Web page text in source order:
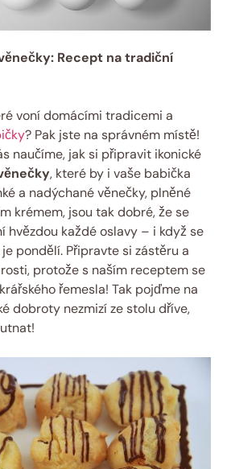
Recept na tradiční
voní domácími tradicemi a
? Pak jste na správném místě!
naučíme, jak si připravit ikonické
, které by i vaše babička
a nadýchané věnečky, plněné
krémem, jsou tak dobré, že se
hvězdou každé oslavy – i když se
pondělí. Připravte si zástěru a
protože s naším receptem se
řemesla! Tak pojďme na
dobroty nezmizí ze stolu dříve,